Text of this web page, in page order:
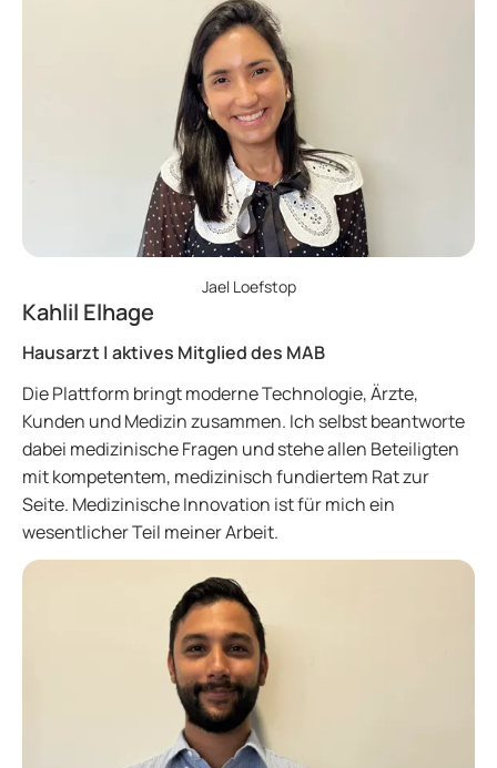
Jael Loefstop
Kahlil Elhage
Hausarzt | aktives Mitglied des MAB
Die Plattform bringt moderne Technologie, Ärzte,
Kunden und Medizin zusammen. Ich selbst beantworte
dabei medizinische Fragen und stehe allen Beteiligten
mit kompetentem, medizinisch fundiertem Rat zur
Seite. Medizinische Innovation ist für mich ein
wesentlicher Teil meiner Arbeit.